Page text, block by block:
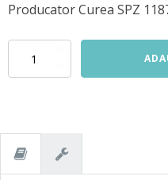
ProducatorCurea SPZ
Cantitate